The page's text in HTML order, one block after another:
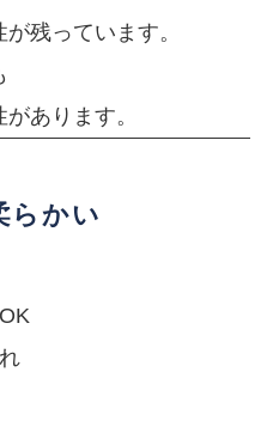
残っています。
あります。
らかい